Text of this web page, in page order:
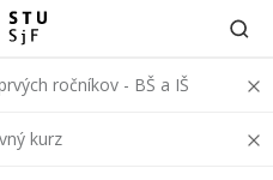
ročníkov - BŠ a IŠ
kurz